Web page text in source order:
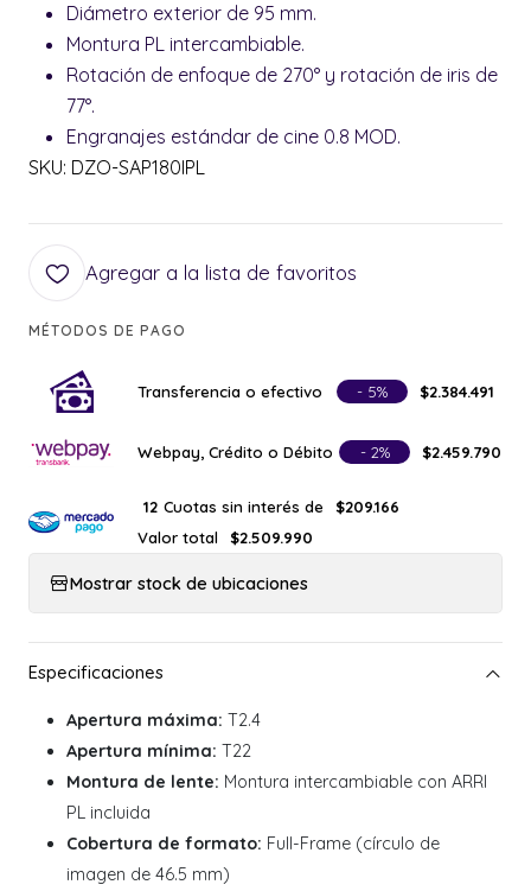
Diámetro exterior de 95 mm.
Montura PL intercambiable.
Rotación de enfoque de 270° y rotación de iris de
77°.
Engranajes estándar de cine 0.8 MOD.
SKU: DZO-SAP180IPL
Agregar a la lista de favoritos
MÉTODOS DE PAGO
Transferencia o efectivo - 5% $2.384.491
Webpay, Crédito o Débito - 2% $2.459.790
12 Cuotas sin interés de
$209.166
Valor total
$2.509.990
Mostrar stock de ubicaciones
Apertura máxima: T2.4
Apertura mínima: T22
Montura de lente: Montura intercambiable con ARRI
PL incluida
Cobertura de formato: Full-Frame (círculo de
imagen de 46.5 mm)